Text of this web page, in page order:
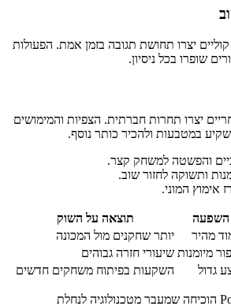
יצרו תחושת תגובה בזמן אמת. הפעולות
שופרו בכל ניסיון.
יצרו תחרות חברתית. הצפיות והמימושים
במטבעות ולהכיר כותר נוסף.
והפשטה למשחק קצר.
ותשוקה לחזור שוב.
אימוץ המוני.
השפעה
תוצאה על השוק
מהיר
יותר שחקנים מול המכונה
מיומנות שיעורי חזרה גבוהים
גדול השקעות בפיתוח משחקים חדשים
המסחריות של Pong הוכיחה שמעבר מטכנולוגיה לנחלת